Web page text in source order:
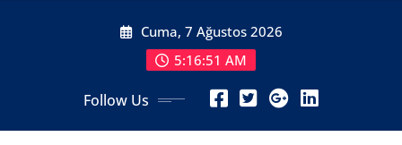
Cuma, 7 Ağustos 2026
5:16:53 AM
Follow Us